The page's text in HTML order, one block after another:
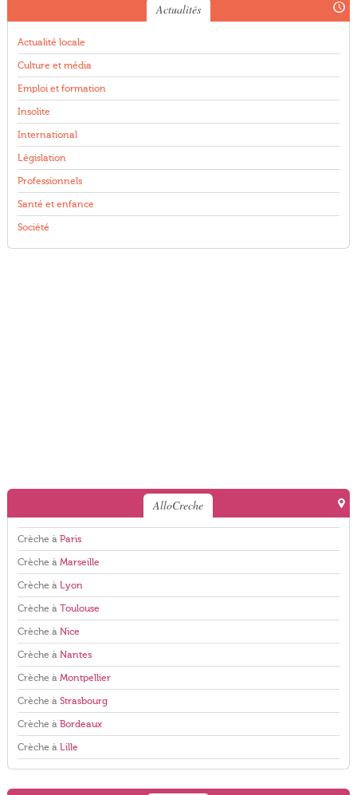
Actualités
Actualité locale
Culture et média
Emploi et formation
Insolite
International
Législation
Professionnels
Santé et enfance
Société
AlloCreche
Crèche à Paris
Crèche à Marseille
Crèche à Lyon
Crèche à Toulouse
Crèche à Nice
Crèche à Nantes
Crèche à Montpellier
Crèche à Strasbourg
Crèche à Bordeaux
Crèche à Lille